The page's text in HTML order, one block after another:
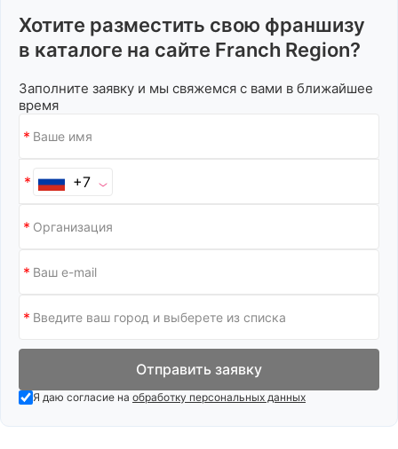
Хотите разместить свою франшизу
в каталоге на сайте Franch Region?
Заполните заявку и мы свяжемся с вами в ближайшее
время
+7
Отправить заявку
Я даю согласие на обработку персональных данных